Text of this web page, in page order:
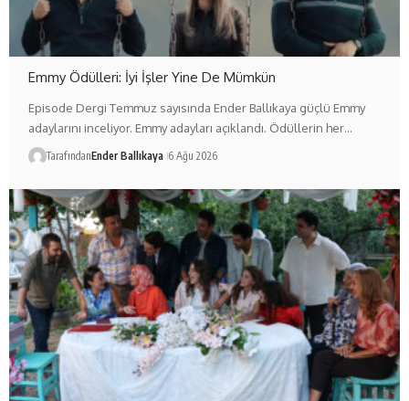
Emmy Ödülleri: İyi İşler Yine De Mümkün
Episode Dergi Temmuz sayısında Ender Ballıkaya güçlü Emmy
adaylarını inceliyor. Emmy adayları açıklandı. Ödüllerin her…
TarafındanEnder Ballıkaya 6 Ağu 2026